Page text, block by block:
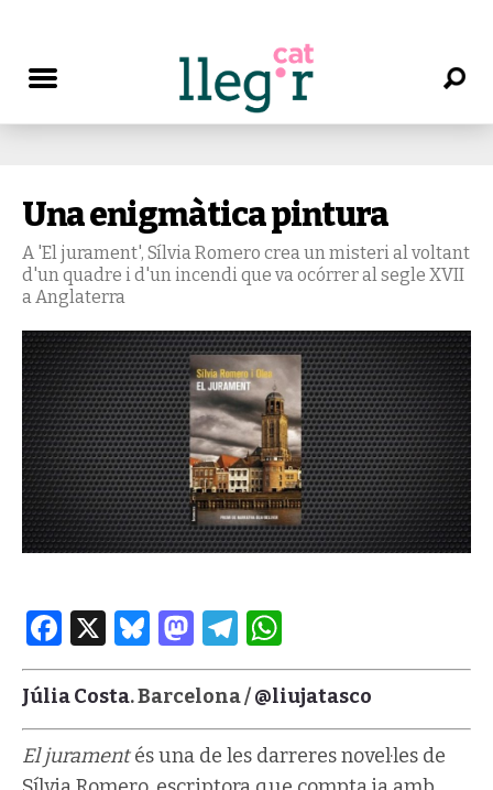
Una enigmàtica pintura
A 'El jurament', Sílvia Romero crea un misteri al voltant
d'un quadre i d'un incendi que va ocórrer al segle XVII
a Anglaterra
Facebook
X Bluesky
Mastodon
Telegram
Júlia Costa. Barcelona /@liujatasco
El juramentés una de les darreres novel·les de